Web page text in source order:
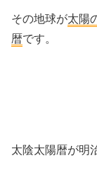
その地球が太陽
暦です。
太陰太陽暦が明